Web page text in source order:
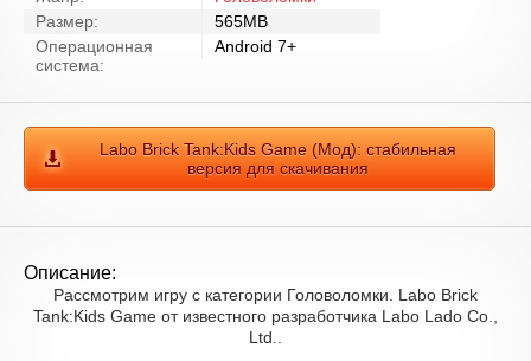
Размер:
565MB
Операционная
система:
Android 7+
Labo Brick Tank:Kids Game (Мод): стабильная
версия для скачивания
Описание:
Рассмотрим игру с категории Головоломки. Labo Brick
Tank:Kids Game от известного разработчика Labo Lado Co.,
Ltd..